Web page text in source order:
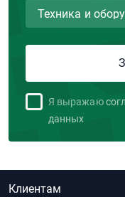
Я выражаю
данных
Клиентам